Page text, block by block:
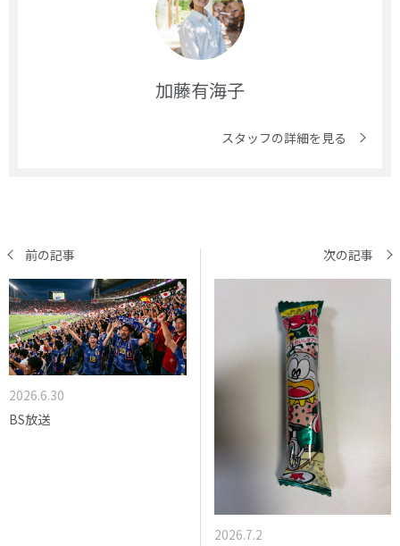
加藤有海子
スタッフの詳細を見る
前の記事
2026.6.30
BS放送
次の記事
2026.7.2